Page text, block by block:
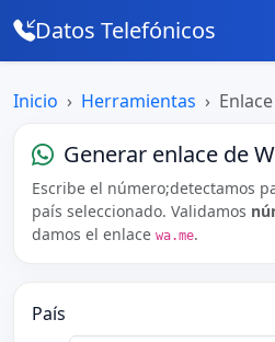
Datos Telefónicos
Inicio Herramientas
Generar enlace de
Escribe el número;detectamos
país seleccionado. Validamos
damos el enlace wa.me.
País